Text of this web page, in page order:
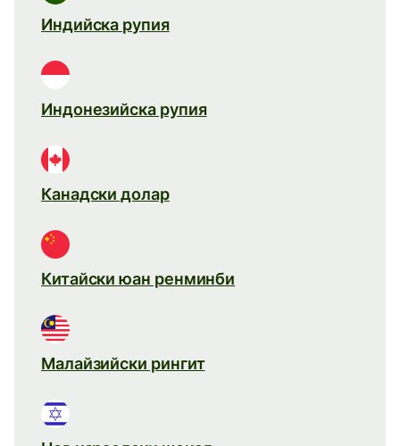
Индийска рупия
Индонезийска рупия
Канадски долар
Китайски юан ренминби
Малайзийски рингит